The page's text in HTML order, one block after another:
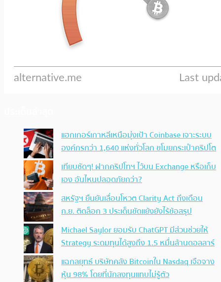
แฮกเกอร์เกาหลีเหนือมุ่งเป้า Coinbase เจาะระบบ
องค์กรกว่า 1,640 แห่งทั่วโลก ขโมยกระเป๋าคริปโต
เทียบชัดๆ! ฝากคริปโทฯ ไว้บน Exchange หรือเก็บ
เอง อันไหนปลอดภัยกว่า?
สหรัฐฯ ยืนยันเลื่อนโหวต Clarity Act ถึงเดือน
ก.ย. ติดล็อก 3 ประเด็นขัดแย้งยังไร้ข้อสรุป
Michael Saylor ยอมรับ ChatGPT มีส่วนช่วยให้
Strategy ระดมทุนได้สูงถึง 1.5 หมื่นล้านดอลลาร์
แฉกลยุทธ์ บริษัทคลัง Bitcoinใน Nasdaq เจือจาง
หุ้น 98% โดยที่นักลงทุนแทบไม่รู้ตัว